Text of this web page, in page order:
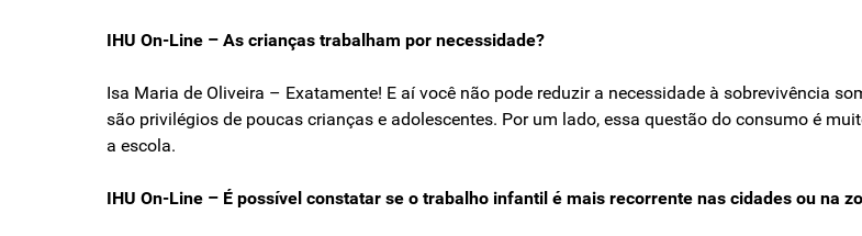
IHU On-Line – As crianças trabalham por necessidade?
Isa Maria de Oliveira – Exatamente! E aí você não pode reduzir a necessidade à sobrevivência
são privilégios de poucas crianças e adolescentes. Por um lado, essa questão do consumo é
a escola.
IHU On-Line – É possível constatar se o trabalho infantil é mais recorrente nas cidades ou na